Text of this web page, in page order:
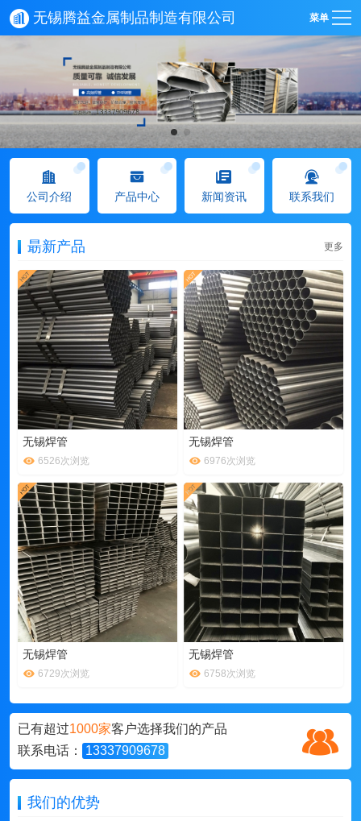
无锡腾益金属制品制造有限公司 菜单
公司介绍 产品中心 新闻资讯 联系我们
朂新产品 更多
无锡焊管
6526次浏览
无锡焊管
6976次浏览
无锡焊管
6729次浏览
无锡焊管
6758次浏览
已有超过1000家客户选择我们的产品
联系电话：
13337909678
我们的优势